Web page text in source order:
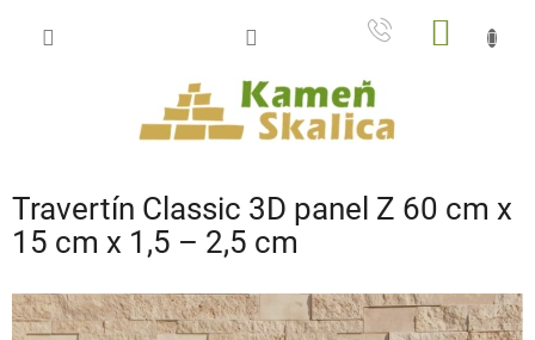
Travertín Classic 3D panel Z 60 cm x
15 cm x 1,5 – 2,5 cm